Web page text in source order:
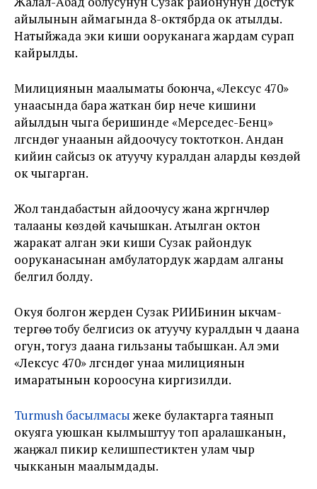
айылынын аймагында 8-октябрда ок атылды.
Натыйжада эки киши ооруканага жардам сурап
кайрылды.
Милициянын маалыматы боюнча, «Лексус 470»
унаасында бара жаткан бир нече кишини
айылдын чыга беришинде «Мерседес-Бенц»
үлгүсүндөгү унаанын айдоочусу токтоткон. Андан
кийин сайсыз ок атуучу куралдан аларды көздөй
ок чыгарган.
Жол тандабастын айдоочусу жана жүргүнчүлөр
талааны көздөй качышкан. Атылган октон
жаракат алган эки киши Сузак райондук
ооруканасынан амбулатордук жардам алганы
белгилүү болду.
Окуя болгон жерден Сузак РИИБинин ыкчам-
тергөө тобу белгисиз ок атуучу куралдын үч даана
огун, тогуз даана гильзаны табышкан. Ал эми
«Лексус 470» үлгүсүндөгү унаа милициянын
имаратынын короосуна киргизилди.
Turmush басылмасыжеке булактарга таянып
окуяга уюшкан кылмыштуу топ аралашканын,
жаңжал пикир келишпестиктен улам чыр
чыкканын маалымдады.